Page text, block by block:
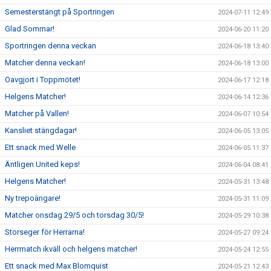
Semesterstängt på Sportringen 2024-07-11 12:49
Glad Sommar! 2024-06-20 11:20
Sportringen denna veckan 2024-06-18 13:40
Matcher denna veckan! 2024-06-18 13:00
Oavgjort i Toppmötet! 2024-06-17 12:18
Helgens Matcher! 2024-06-14 12:36
Matcher på Vallen! 2024-06-07 10:54
Kansliet stängdagar! 2024-06-05 13:05
Ett snack med Welle 2024-06-05 11:37
Äntligen United keps! 2024-06-04 08:41
Helgens Matcher! 2024-05-31 13:48
Ny trepoängare! 2024-05-31 11:09
Matcher onsdag 29/5 och torsdag 30/5! 2024-05-29 10:38
Storseger för Herrarna! 2024-05-27 09:24
Herrmatch ikväll och helgens matcher! 2024-05-24 12:55
Ett snack med Max Blomquist 2024-05-21 12:43